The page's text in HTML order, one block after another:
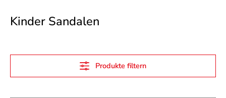
Kinder Sandalen
Produkte filtern